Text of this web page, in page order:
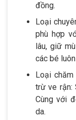
đồng.
Loại
phù hợp
lâu, giữ
các bé
Loại
trừ ve rận:
Cùng với
da.